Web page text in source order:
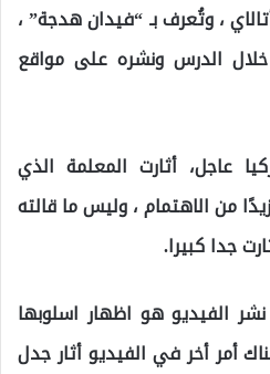
، وتُعرف بـ “فيدان هدجة” ،
الدرس ونشره على مواقع
عاجل، أثارت المعلمة الذي
من الاهتمام ، وليس ما قالته
جدا كبيرا.
الفيديو هو اظهار اسلوبها
أمر أخر في الفيديو أثار جدل